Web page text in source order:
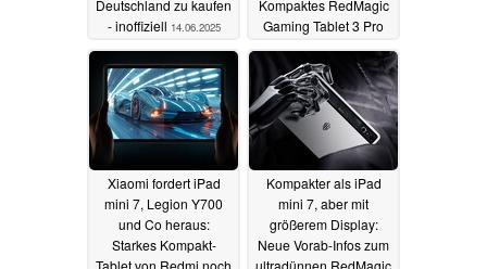
Deutschland zu kaufen
- inoffiziell 14.06.2025
Kompaktes RedMagic
Gaming Tablet 3 Pro
vorgestellt11.06.2025
Xiaomi fordert iPad
mini 7, Legion Y700
und Co heraus:
Starkes Kompakt-
Kompakter als iPad
mini 7, aber mit
größerem Display:
Neue Vorab-Infos zum